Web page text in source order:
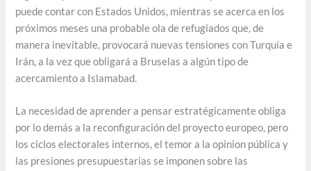
puede contar con Estados Unidos, mientras se acerca en los
próximos meses una probable ola de refugiados que, de
manera inevitable, provocará nuevas tensiones con Turquía e
Irán, a la vez que obligará a Bruselas a algún tipo de
acercamiento a Islamabad.
La necesidad de aprender a pensar estratégicamente obliga
por lo demás a la reconfiguración del proyecto europeo, pero
los ciclos electorales internos, el temor a la opinion pública y
las presiones presupuestarias se imponen sobre las